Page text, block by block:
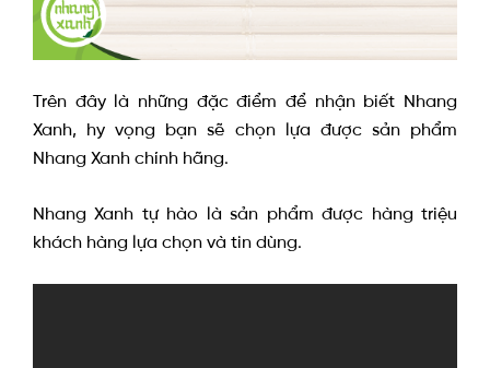
Trên đây là những đặc điểm để nhận biết Nhang
Xanh, hy vọng bạn sẽ chọn lựa được sản phẩm
Nhang Xanh chính hãng.
Nhang Xanh tự hào là sản phẩm được hàng triệu
khách hàng lựa chọn và tin dùng.